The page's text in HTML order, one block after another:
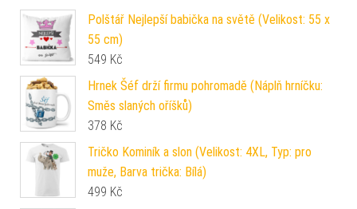
Polštář Nejlepší babička na světě (Velikost: 55 x
55 cm)
549 Kč
Hrnek Šéf drží firmu pohromadě (Náplň hrníčku:
Směs slaných oříšků)
378 Kč
Tričko Kominík a slon (Velikost: 4XL, Typ: pro
muže, Barva trička: Bílá)
499 Kč